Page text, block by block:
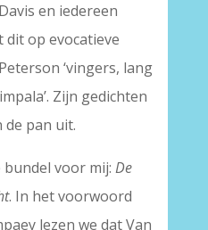
en iedereen
dit op evocatieve
‘vingers, lang
Zijn gedichten
de pan uit.
voor mij: De
. In het voorwoord
lezen we dat Van